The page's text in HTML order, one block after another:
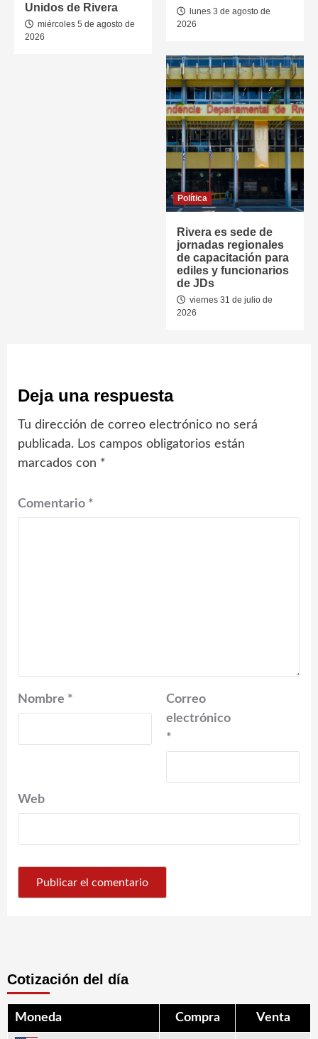
Unidos de Rivera
miércoles 5 de agosto de
2026
lunes 3 de agosto de
2026
Política
Rivera es sede de
jornadas regionales
de capacitación para
ediles y funcionarios
de JDs
viernes 31 de julio de
2026
Deja una respuesta
Tu dirección de correo electrónico no será
publicada. Los campos obligatorios están
marcados con *
Comentario *
Nombre *
Correo
electrónico
*
Web
Cotización del día
Moneda Compra Venta